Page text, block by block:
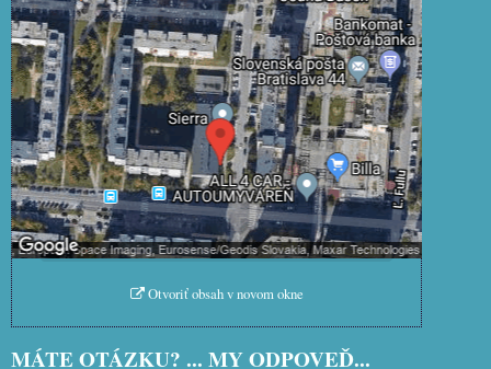
Externý obsah je blokovaný Voľbami
súkromia
Prajete si načítať externý obsah?
Povoliť tentokrát
Povoliť a zapamätať - súhlas s
druhom cookie: Funkčné
Otvoriť obsah v novom okne
MÁTE OTÁZKU? ... MY ODPOVEĎ...